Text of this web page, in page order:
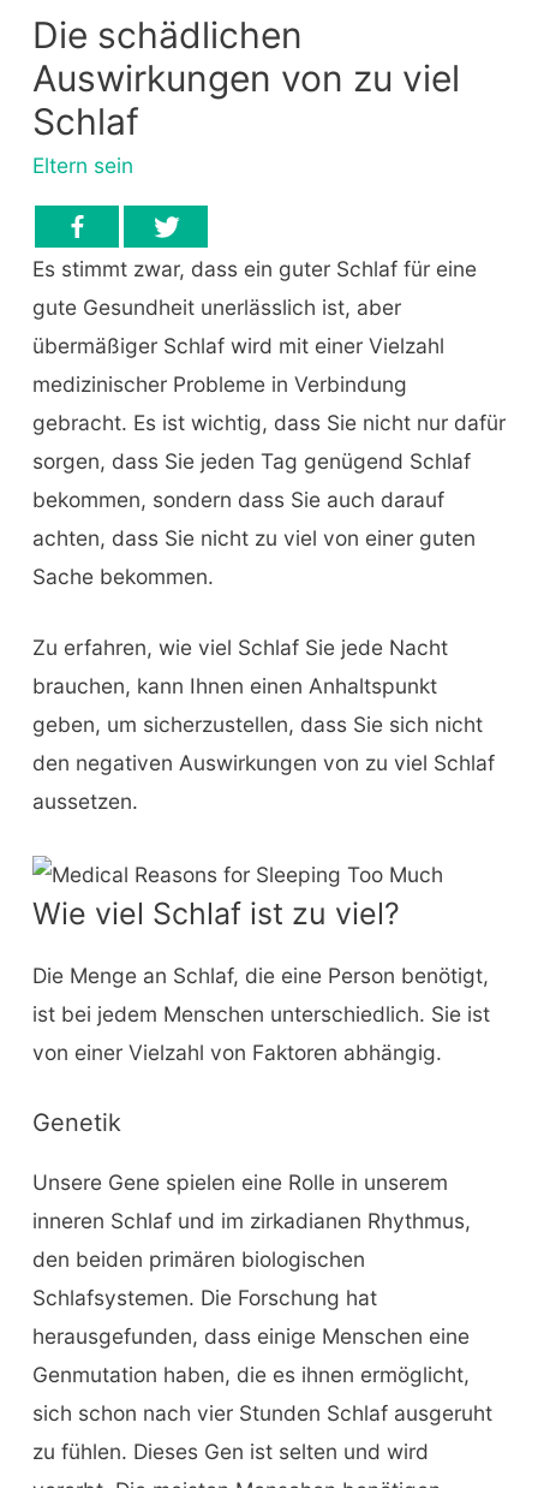
Die schädlichen
Auswirkungen von zu viel
Schlaf
Eltern sein
Es stimmt zwar, dass ein guter Schlaf für eine
gute Gesundheit unerlässlich ist, aber
übermäßiger Schlaf wird mit einer Vielzahl
medizinischer Probleme in Verbindung
gebracht. Es ist wichtig, dass Sie nicht nur dafür
sorgen, dass Sie jeden Tag genügend Schlaf
bekommen, sondern dass Sie auch darauf
achten, dass Sie nicht zu viel von einer guten
Sache bekommen.
Zu erfahren, wie viel Schlaf Sie jede Nacht
brauchen, kann Ihnen einen Anhaltspunkt
geben, um sicherzustellen, dass Sie sich nicht
den negativen Auswirkungen von zu viel Schlaf
aussetzen.
Wie viel Schlaf ist zu viel?
Die Menge an Schlaf, die eine Person benötigt,
ist bei jedem Menschen unterschiedlich. Sie ist
von einer Vielzahl von Faktoren abhängig.
Genetik
Unsere Gene spielen eine Rolle in unserem
inneren Schlaf und im zirkadianen Rhythmus,
den beiden primären biologischen
Schlafsystemen. Die Forschung hat
herausgefunden, dass einige Menschen eine
Genmutation haben, die es ihnen ermöglicht,
sich schon nach vier Stunden Schlaf ausgeruht
zu fühlen. Dieses Gen ist selten und wird